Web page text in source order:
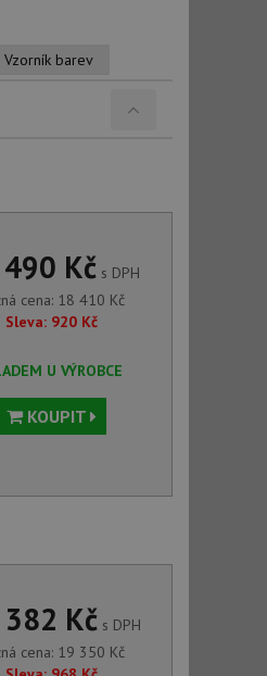
Vzorník barev
Kčs DPH
cena: 18 410 Kč
Sleva: 920 Kč
U VÝROBCE
KOUPIT
Kčs DPH
cena: 19 350 Kč